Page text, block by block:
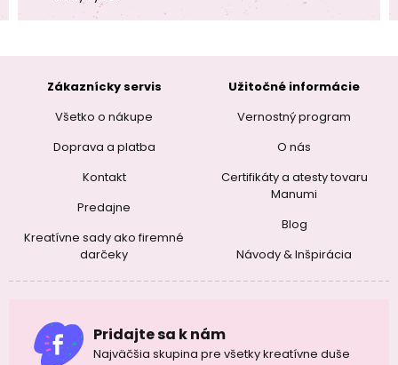
Zákaznícky servis
Všetko o nákupe
Doprava a platba
Kontakt
Predajne
Kreatívne sady ako firemné
darčeky
Užitočné informácie
Vernostný program
O nás
Certifikáty a atesty tovaru
Manumi
Blog
Návody & Inšpirácia
Pridajte sa k nám
Najväčšia skupina pre všetky kreatívne duše